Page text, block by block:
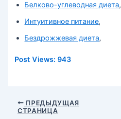
Белково-углеводная диета,
Интуитивное питание,
Бездрожжевая диета,
Post Views: 943
Навигация
ПРЕДЫДУЩАЯ
СТРАНИЦА